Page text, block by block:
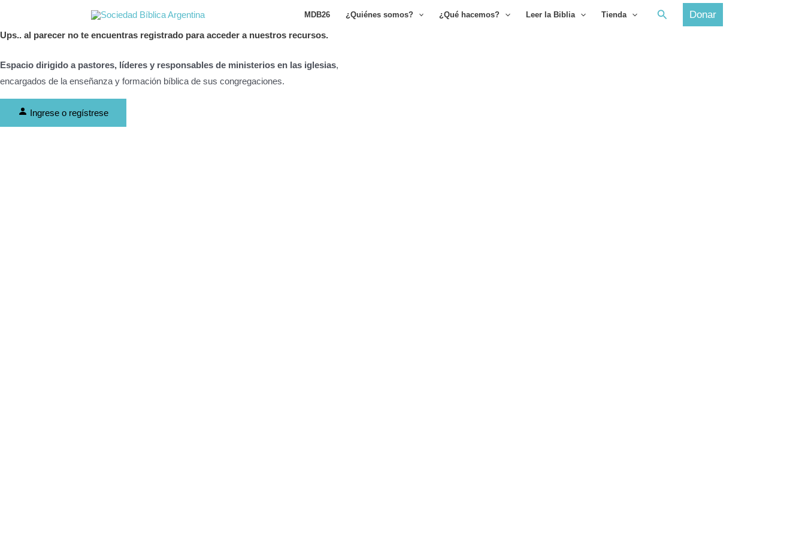
contenido
MDB26 ¿Quiénes somos? ¿Qué hacemos? Leer la Biblia Tienda Buscar Donar
Ups.. al parecer no te encuentras registrado para acceder a nuestros recursos.
Espacio dirigido a pastores, líderes y responsables de ministerios en las iglesias,
encargados de la enseñanza y formación bíblica de sus congregaciones.
Ingrese o regístrese